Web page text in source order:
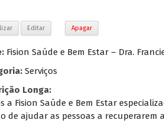
Editar Apagar
Fision Saúde e Bem Estar – Dra.
Serviços
Longa:
a Fision Saúde e Bem Estar
de ajudar as pessoas a